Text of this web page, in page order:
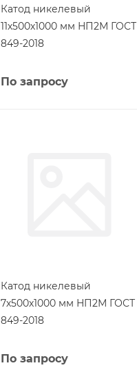
Катод никелевый
11х500х1000 мм НП2М ГОСТ
849-2018
По запросу
Катод никелевый
7х500х1000 мм НП2М ГОСТ
849-2018
По запросу